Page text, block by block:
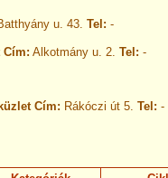
u. 43. Tel: -
Cím: Alkotmány u. 2. Tel: -
Cím: Rákóczi út 5. Tel: -